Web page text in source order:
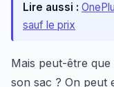
Lire aussi :
sauf le prix
Mais peut-être
son sac ? On peut